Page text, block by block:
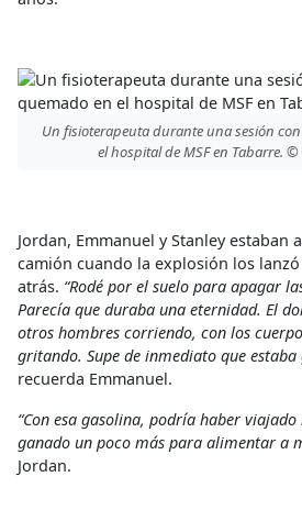
Un fisioterapeuta durante una sesión
el hospital de MSF en Tabarre.
Jordan, Emmanuel y Stanley estaban
camión cuando la explosión los
atrás. “Rodé por el suelo para apagar
Parecía que duraba una eternidad. El
otros hombres corriendo, con los
gritando. Supe de inmediato que estaba
recuerda Emmanuel.
“Con esa gasolina, podría haber
ganado un poco más para alimentar a
Jordan.